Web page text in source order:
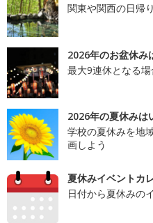
関東や関西の日帰
2026年のお盆休み
最大9連休となる場
2026年の夏休みは
学校の夏休みを地
画しよう
夏休みイベントカ
日付から夏休みの